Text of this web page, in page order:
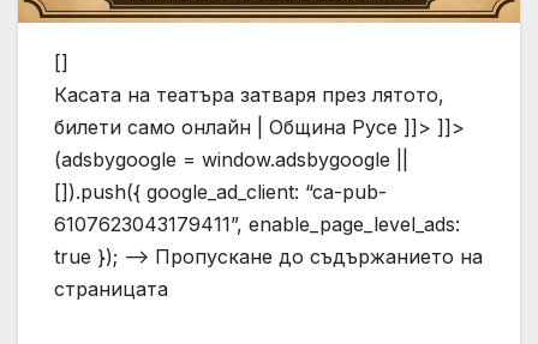
[]
Касата на театъра затваря през лятото,
билети само онлайн | Община Русе ]]> ]]>
(adsbygoogle = window.adsbygoogle ||
[]).push({ google_ad_client: “ca-pub-
6107623043179411”, enable_page_level_ads:
true }); –> Пропускане до съдържанието на
страницата